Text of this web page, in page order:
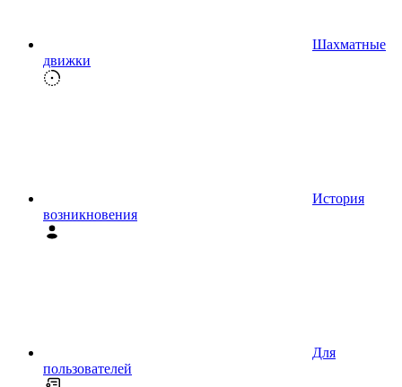
Шахматные
движки
История
возникновения
Для
пользователей